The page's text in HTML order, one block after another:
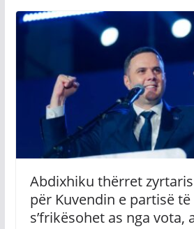
Abdixhiku thërret
për Kuvendin e partisë
s’frikësohet as nga vota,